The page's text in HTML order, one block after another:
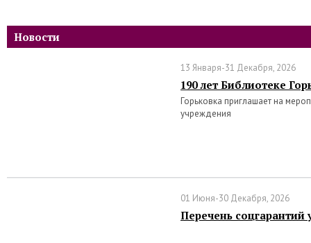
Новости
13 Января-31 Декабря, 2026
190 лет Библиотеке
Горьковка приглашает на
учреждения
01 Июня-30 Декабря, 2026
Перечень соцгарантий